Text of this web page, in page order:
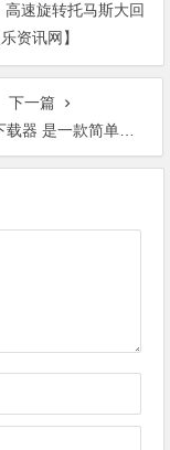
高速旋转托马斯大回
资讯网】
下一篇
简单易用的油猴脚本【365娱乐资讯网】